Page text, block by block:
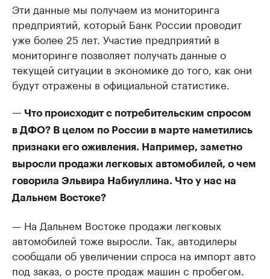
Эти данные мы получаем из мониторинга
предприятий, который Банк России проводит
уже более 25 лет. Участие предприятий в
мониторинге позволяет получать данные о
текущей ситуации в экономике до того, как они
будут отражены в официальной статистике.
— Что происходит с потребительским спросом
в ДФО? В целом по России в марте наметились
признаки его оживления. Например, заметно
выросли продажи легковых автомобилей, о чем
говорила Эльвира Набиуллина. Что у нас на
Дальнем Востоке?
— На Дальнем Востоке продажи легковых
автомобилей тоже выросли. Так, автодилеры
сообщали об увеличении спроса на импорт авто
под заказ, о росте продаж машин с пробегом.